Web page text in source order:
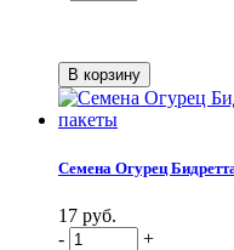
Семена Огурец
17 руб.
-
+